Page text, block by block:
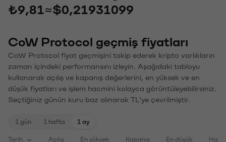
₺9,81 ≈$0,21931099
CoW Protocol geçmiş fiyatları
CoW Protocol fiyat geçmişini takip ederek kripto varlıkların
zaman içindeki performansını izleyin. Aşağıdaki tabloyu
kullanarak açılış ve kapanış değerlerini, en yüksek ve en
düşük fiyatları ve işlem hacmini kolayca görüntüleyebilirsiniz.
Seçtiğiniz günün kuru baz alınarak TL'ye çevrilmiştir.
1 gün 1 hafta 1 ay
Tarih Açılış En yüksek Kapanış En düşük